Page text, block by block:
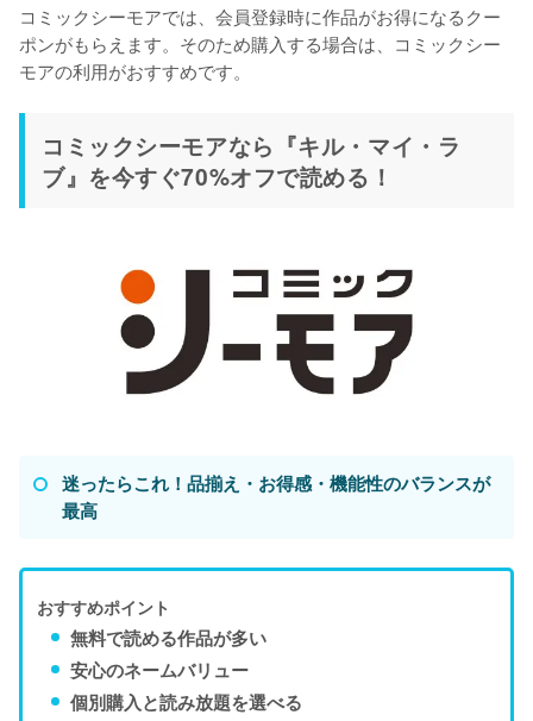
コミックシーモアでは、会員登録時に作品がお得になるクー
ポンがもらえます。そのため購入する場合は、コミックシー
モアの利用がおすすめです。
コミックシーモアなら『キル・マイ・ラ
ブ』を今すぐ70%オフで読める！
迷ったらこれ！品揃え・お得感・機能性のバランスが
最高
おすすめポイント
無料で読める作品が多い
安心のネームバリュー
個別購入と読み放題を選べる